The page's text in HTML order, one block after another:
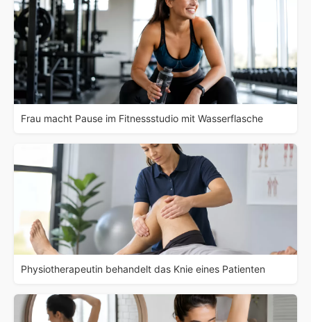
Frau macht Pause im Fitnessstudio mit Wasserflasche
Physiotherapeutin behandelt das Knie eines Patienten